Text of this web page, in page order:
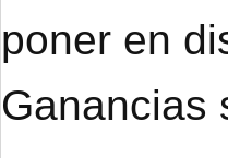
poner en
Ganancias